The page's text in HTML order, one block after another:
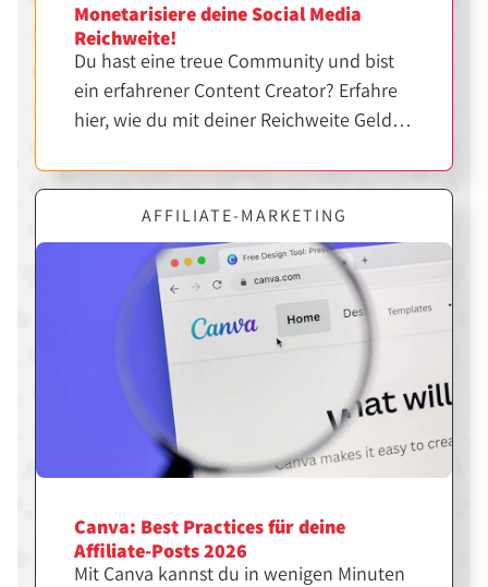
Monetarisiere deine Social Media
Reichweite!
Du hast eine treue Community und bist
ein erfahrener Content Creator? Erfahre
hier, wie du mit deiner Reichweite Geld
AFFILIATE-MARKETING
Canva: Best Practices für deine
Affiliate-Posts 2026
Mit Canva kannst du in wenigen Minuten